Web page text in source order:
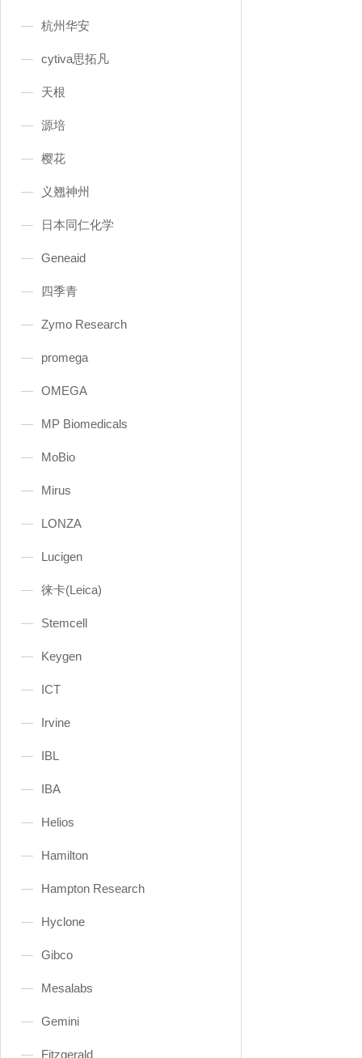
杭州华安
cytiva思拓凡
天根
源培
樱花
义翘神州
日本同仁化学
Geneaid
四季青
Zymo Research
promega
OMEGA
MP Biomedicals
MoBio
Mirus
LONZA
Lucigen
徕卡(Leica)
Stemcell
Keygen
ICT
Irvine
IBL
IBA
Helios
Hamilton
Hampton Research
Hyclone
Gibco
Mesalabs
Gemini
Fitzgerald